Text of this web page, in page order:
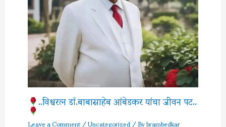
..विश्वरत्‍न डॉ.बाबासाहेब आंबेडकर यांचा जीवन पट..